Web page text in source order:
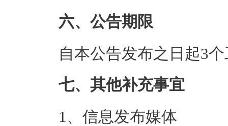
六、公告期限
自本公告发布之日起3
七、其他补充事宜
1、信息发布媒体